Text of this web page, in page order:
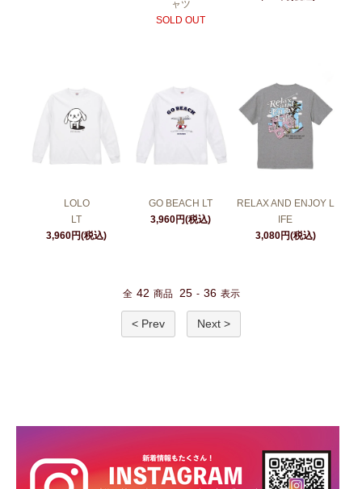
ャツ
SOLD OUT
LOLO
LT
3,960円(税込)
GO BEACH LT
3,960円(税込)
RELAX AND ENJOY L
IFE
3,080円(税込)
全 42 商品 25 - 36 表示
< Prev Next >